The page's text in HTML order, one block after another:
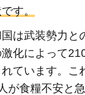
す。
は武装勢力と
化によって
ています。こ
が食糧不安と